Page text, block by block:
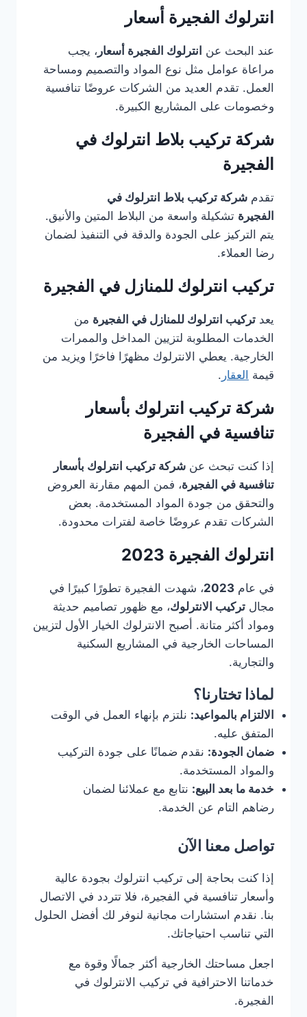
انترلوك الفجيرة أسعار
عند البحث عن انترلوك الفجيرة أسعار ، يجب
مراعاة عوامل مثل نوع المواد والتصميم ومساحة
العمل. تقدم العديد من الشركات عروضًا تنافسية
وخصومات على المشاريع الكبيرة.
شركة تركيب بلاط انترلوك في
الفجيرة
تقدم شركة تركيب بلاط انترلوك في
الفجيرة تشكيلة واسعة من البلاط المتين والأنيق.
يتم التركيز على الجودة والدقة في التنفيذ لضمان
رضا العملاء.
تركيب انترلوك للمنازل في الفجيرة
يعد تركيب انترلوك للمنازل في الفجيرة من
الخدمات المطلوبة لتزيين المداخل والممرات
الخارجية. يعطي الانترلوك مظهرًا فاخرًا ويزيد من
قيمة العقار .
شركة تركيب انترلوك بأسعار
تنافسية في الفجيرة
إذا كنت تبحث عن شركة تركيب انترلوك بأسعار
تنافسية في الفجيرة، فمن المهم مقارنة العروض
والتحقق من جودة المواد المستخدمة. بعض
الشركات تقدم عروضًا خاصة لفترات محدودة.
انترلوك الفجيرة 2023
في عام 2023، شهدت الفجيرة تطورًا كبيرًا في
مجال تركيب الانترلوك، مع ظهور تصاميم حديثة
ومواد أكثر متانة. أصبح الانترلوك الخيار الأول لتزيين
المساحات الخارجية في المشاريع السكنية
والتجارية.
لماذا تختارنا؟
الالتزام بالمواعيد: نلتزم بإنهاء العمل في الوقت
المتفق عليه.
ضمان الجودة: نقدم ضمانًا على جودة التركيب
والمواد المستخدمة.
خدمة ما بعد البيع: نتابع مع عملائنا لضمان
رضاهم التام عن الخدمة.
تواصل معنا الآن
إذا كنت بحاجة إلى تركيب انترلوك بجودة عالية
وأسعار تنافسية في الفجيرة، فلا تتردد في الاتصال
بنا. نقدم استشارات مجانية لنوفر لك أفضل الحلول
التي تناسب احتياجاتك.
اجعل مساحتك الخارجية أكثر جمالًا وقوة مع
خدماتنا الاحترافية في تركيب الانترلوك في
الفجيرة.